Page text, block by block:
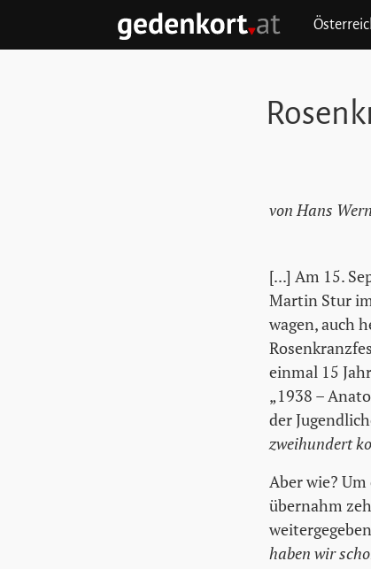
Zum Hauptinhalt springen
Zum Hauptmenü springen
Zu den Quicklinks springen
GEDENKORT - STARTSEITE
von Hans
[...] Am 15.
Martin Stur
wagen, auch
einmal 15
„1938 –
der
zweihundert
Aber wie?
übernahm
haben wir